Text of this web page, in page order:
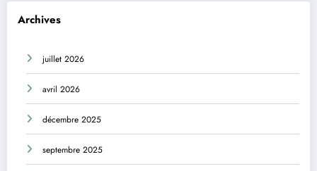
Archives
juillet 2026
avril 2026
décembre 2025
septembre 2025